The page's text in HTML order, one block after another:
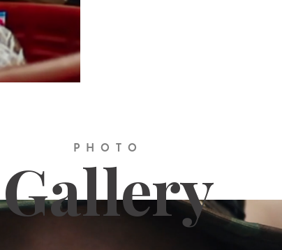
PHOTO
Gallery